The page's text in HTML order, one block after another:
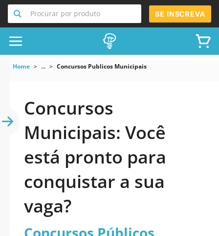
Procurar por produto SE INSCREVA
Home ... Concursos Publicos Municipais
Concursos
Municipais: Você
está pronto para
conquistar a sua
vaga?